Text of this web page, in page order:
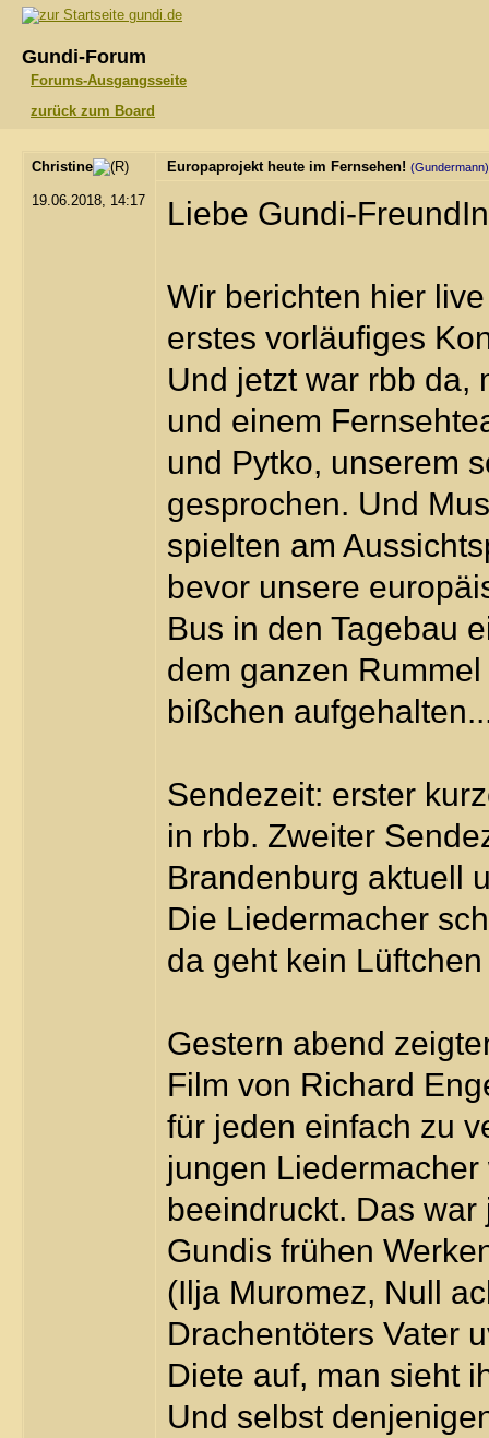
gundi.de
Gundi-Forum
Forums-Ausgangsseite
zurück zum Board
Christine
19.06.2018, 14:17
Europaprojekt heute im Fernsehen! (Gundermann)
Liebe Gundi-
Wir berichten hier
erstes vorläufiges
Und jetzt war rbb da,
und einem
und Pytko, unserem
gesprochen. Und
spielten am
bevor unsere
Bus in den Tagebau
dem ganzen
bißchen
Sendezeit: erster
in rbb. Zweiter
Brandenburg aktuell
Die Liedermacher
da geht kein
Gestern abend
Film von Richard
für jeden einfach zu
jungen
beeindruckt. Das
Gundis frühen
(Ilja Muromez, Null
Drachentöters Vater
Diete auf, man sieht
Und selbst